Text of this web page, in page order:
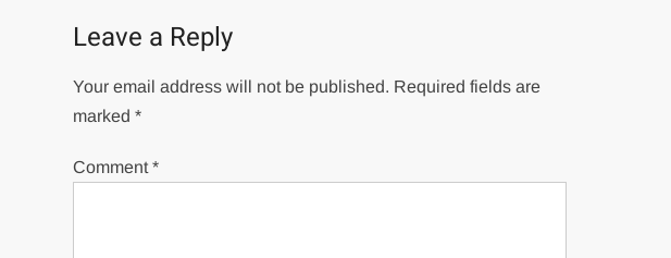
Leave a Reply
Your email address will not be published. Required fields are
marked*
Comment*